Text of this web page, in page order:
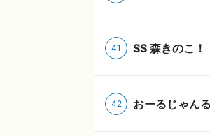
41 SS 森きのこ！
42 おーるじゃんる